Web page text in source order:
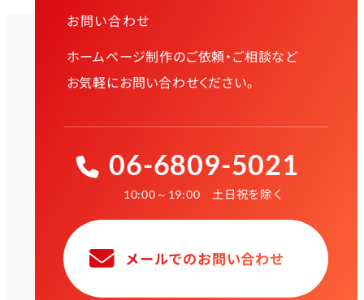
お問い合わせ
ホームページ制作のご依頼・ご相談など
お気軽にお問い合わせください。
06-6809-5021
10:00～19:00 土日祝を除く
メールでのお問い合わせ